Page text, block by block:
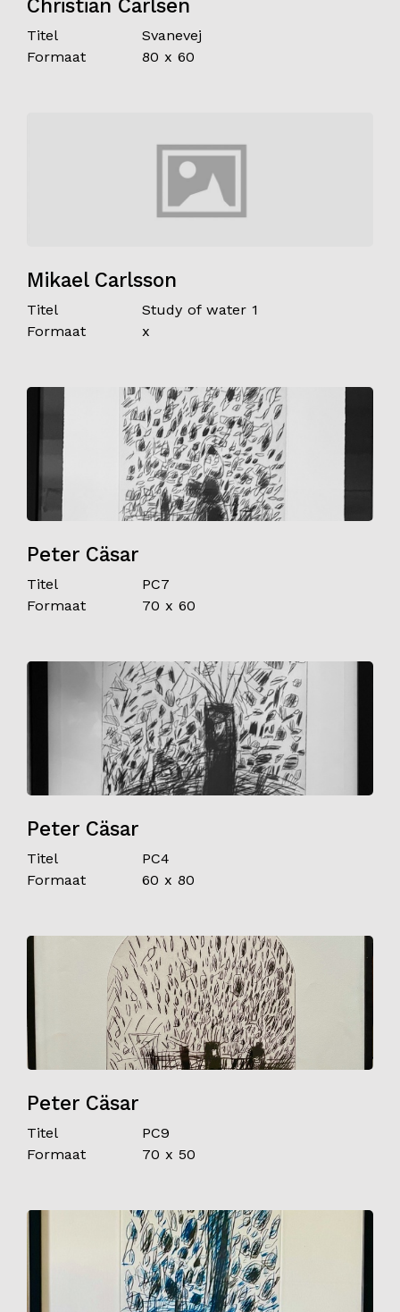
Christian Carlsen
Titel
Svanevej
Formaat
80 x 60
Mikael Carlsson
Titel
Study of water 1
Formaat
x
Peter Cäsar
Titel
PC7
Formaat
70 x 60
Peter Cäsar
Titel
PC4
Formaat
60 x 80
Peter Cäsar
Titel
PC9
Formaat
70 x 50